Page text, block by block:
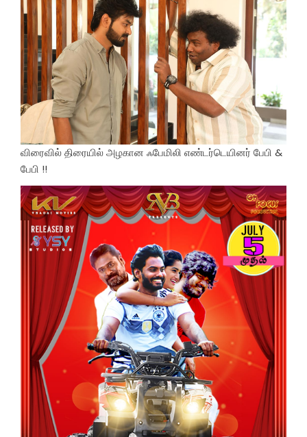
விரைவில் திரையில் அழகான ஃபேமிலி எண்டர்டெயினர் பேபி &
பேபி !!